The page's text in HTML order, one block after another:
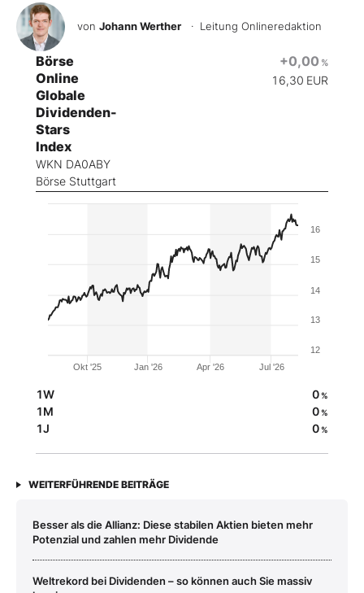
von Johann Werther · Leitung Onlineredaktion
Börse
Online
Globale
Dividenden-
Stars
Index
WKN DA0ABY
Börse Stuttgart
+0,00 %
16,30 EUR
Okt '25 Jan '26 Apr '26 Jul '26
12
13
14
15
16
1W 0%
1M 0%
1J 0%
WEITERFÜHRENDE BEITRÄGE
Besser als die Allianz: Diese stabilen Aktien bieten mehr
Potenzial und zahlen mehr Dividende
Weltrekord bei Dividenden – so können auch Sie massiv